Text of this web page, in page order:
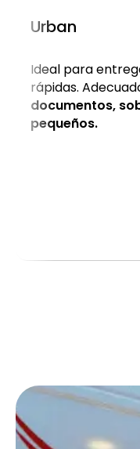
Urban
Ideal para
rápidas.
documentos,
pequeños.